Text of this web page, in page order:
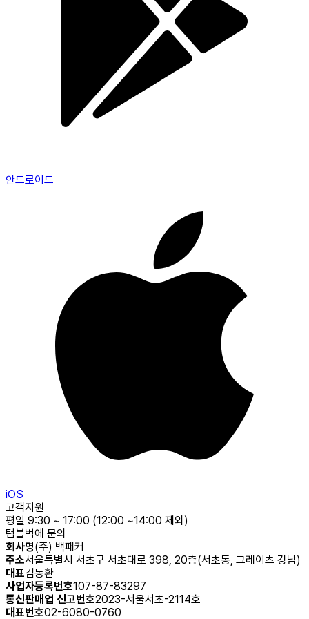
안드로이드
iOS
고객지원
평일 9:30 ~ 17:00 (12:00 ~14:00 제외)
텀블벅에 문의
회사명(주) 백패커
주소서울특별시 서초구 서초대로 398, 20층(서초동, 그레이츠 강남)
대표김동환
사업자등록번호107-87-83297
통신판매업 신고번호2023-서울서초-2114호
대표번호02-6080-0760